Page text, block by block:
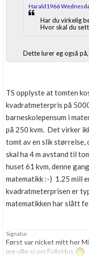
Kom i gang med
Se din bolig? Klikk her
Boligmappa+
Harald1966
Har du virkelig
Hvor skal du
Dette lurer eg også
TS opplyste at tomten
kvadratmeterpris på
barneskolepensum i
på 250 kvm. Det virker
tomt av en slik størrelse,
skal ha 4 m avstand til
huset 61 kvm, denne
matematikk :-) 1.25 mill
kvadratmeterprisen er
matematikken har slått
Signatur
Først var nicket mitt her
jeg ville si om FolloHus